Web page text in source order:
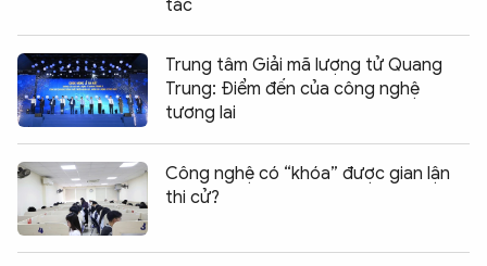
tác
Trung tâm Giải mã lượng tử Quang
Trung: Điểm đến của công nghệ
tương lai
Công nghệ có “khóa” được gian lận
thi cử?